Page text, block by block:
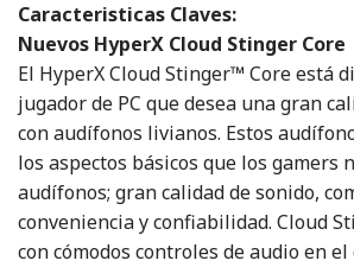
Caracteristicas Claves:
Nuevos HyperX Cloud Stinger Core
El HyperX Cloud Stinger™ Core está
jugador de PC que desea una gran
con audífonos livianos. Estos
los aspectos básicos que los gamers
audífonos; gran calidad de sonido,
conveniencia y confiabilidad. Cloud
con cómodos controles de audio en